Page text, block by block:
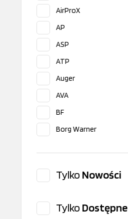
AirProX
AP
ASP
ATP
Auger
AVA
BF
Borg Warner
CEAM
CITROEN/PEUGEOT
Tylko Nowości
Tylko Dostępne